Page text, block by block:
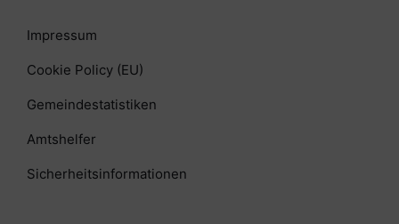
Impressum
Cookie Policy (EU)
Gemeindestatistiken
Amtshelfer
Sicherheitsinformationen